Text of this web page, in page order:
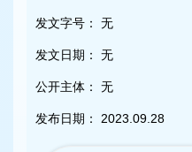
发文字号： 无
发文日期： 无
公开主体： 无
发布日期： 2023.09.28